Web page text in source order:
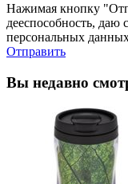
Нажимая кнопку
дееспособность, даю
персональных
Отправить
Вы недавно